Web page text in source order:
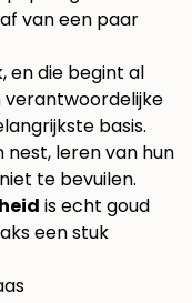
van een paar
en die begint al
verantwoordelijke
basis.
nest, leren van hun
te bevuilen.
is echt goud
een stuk